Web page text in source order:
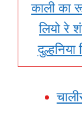
काली का
लियो रे
दुल्हनिया